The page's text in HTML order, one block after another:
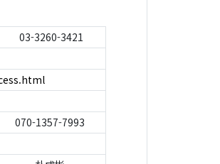
03-3260-3421
070-1357-7993